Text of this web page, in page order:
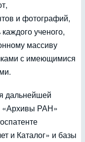
и фотографий,
ученого,
массиву
с имеющимися
дальнейшей
«Архивы РАН»
и Каталог» и базы